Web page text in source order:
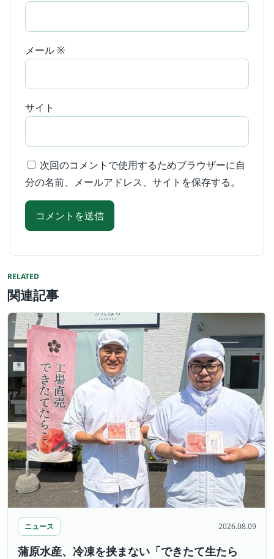
メール ※
サイト
次回のコメントで使用するためブラウザーに自
分の名前、メールアドレス、サイトを保存する。
RELATED
関連記事
ニュース 2026.08.09
蒲原水産、冷凍を挟まない「できたて生たら